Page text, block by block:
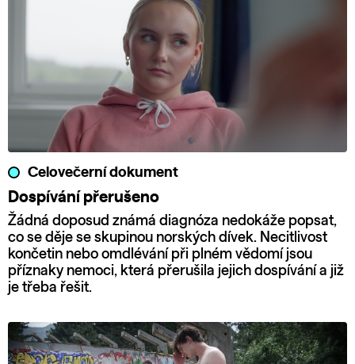
Celovečerní dokument
Dospívání přerušeno
Žádná doposud známá diagnóza nedokáže popsat,
co se děje se skupinou norských dívek. Necitlivost
končetin nebo omdlévání při plném vědomí jsou
příznaky nemoci, která přerušila jejich dospívání a již
je třeba řešit.